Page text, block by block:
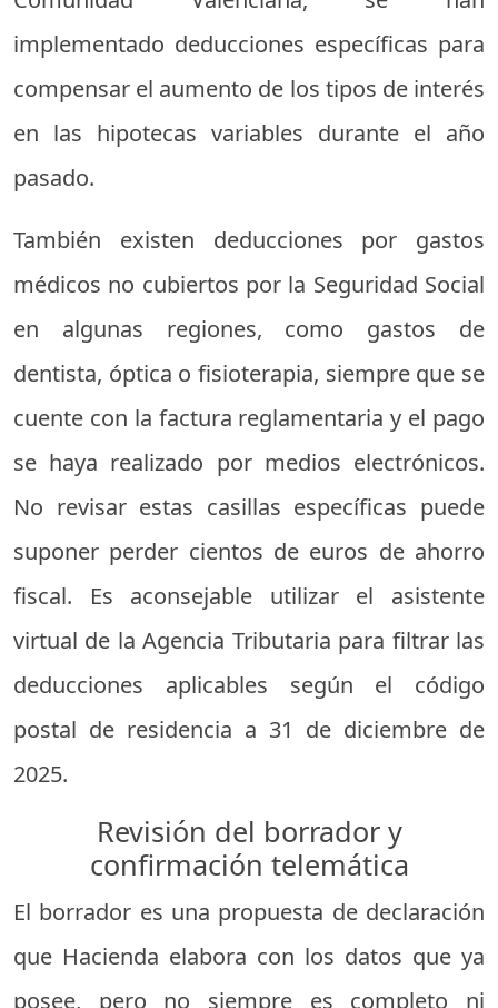
implementado deducciones específicas para
compensar el aumento de los tipos de interés
en las hipotecas variables durante el año
pasado.
También existen deducciones por gastos
médicos no cubiertos por la Seguridad Social
en algunas regiones, como gastos de
dentista, óptica o fisioterapia, siempre que se
cuente con la factura reglamentaria y el pago
se haya realizado por medios electrónicos.
No revisar estas casillas específicas puede
suponer perder cientos de euros de ahorro
fiscal. Es aconsejable utilizar el asistente
virtual de la Agencia Tributaria para filtrar las
deducciones aplicables según el código
postal de residencia a 31 de diciembre de
2025.
Revisión del borrador y
confirmación telemática
El borrador es una propuesta de declaración
que Hacienda elabora con los datos que ya
posee, pero no siempre es completo ni